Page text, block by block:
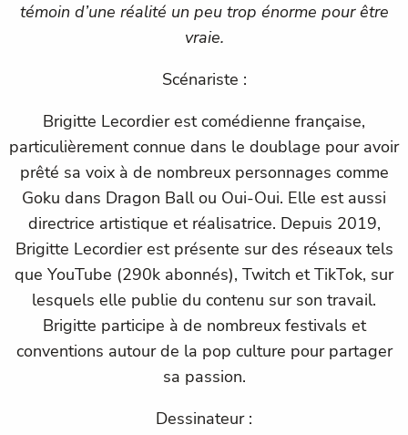
témoin d’une réalité un peu trop énorme pour être
vraie.
Scénariste :
Brigitte Lecordier est comédienne française,
particulièrement connue dans le doublage pour avoir
prêté sa voix à de nombreux personnages comme
Goku dans Dragon Ball ou Oui-Oui. Elle est aussi
directrice artistique et réalisatrice. Depuis 2019,
Brigitte Lecordier est présente sur des réseaux tels
que YouTube (290k abonnés), Twitch et TikTok, sur
lesquels elle publie du contenu sur son travail.
Brigitte participe à de nombreux festivals et
conventions autour de la pop culture pour partager
sa passion.
Dessinateur :